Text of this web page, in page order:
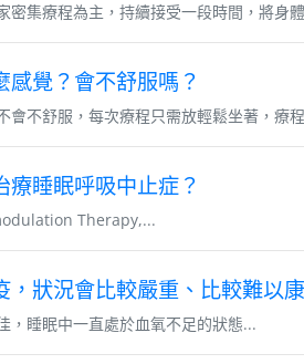
集療程為主，持續接受一段時間，將身
覺？會不舒服嗎？
會不舒服，每次療程只需放輕鬆坐著，療
睡眠呼吸中止症？
Therapy,...
狀況會比較嚴重、比較難以
，睡眠中一直處於血氧不足的狀態...